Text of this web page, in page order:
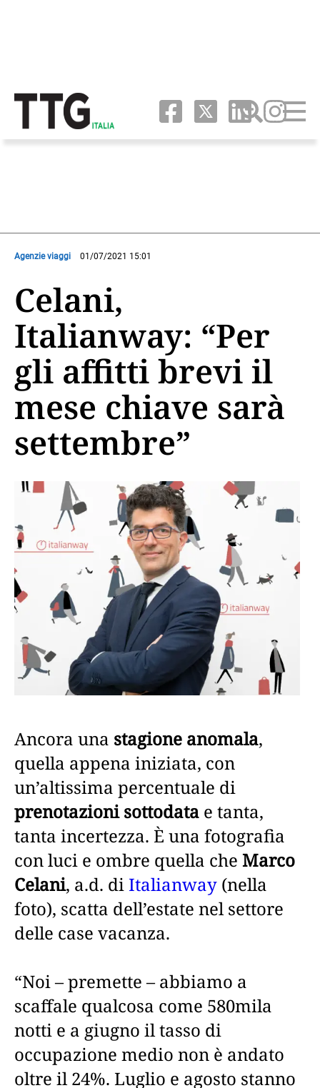
Agenzie viaggi 01/07/2021 15:01
Celani,
Italianway: “Per
gli affitti brevi il
mese chiave sarà
settembre”
Ancora una stagione anomala,
quella appena iniziata, con
un’altissima percentuale di
prenotazioni sottodata e tanta,
tanta incertezza. È una fotografia
con luci e ombre quella che Marco
Celani, a.d. diItalianway (nella
foto), scatta dell’estate nel settore
delle case vacanza.
“Noi – premette – abbiamo a
scaffale qualcosa come 580mila
notti e a giugno il tasso di
occupazione medio non è andato
oltre il 24%. Luglio e agosto stanno